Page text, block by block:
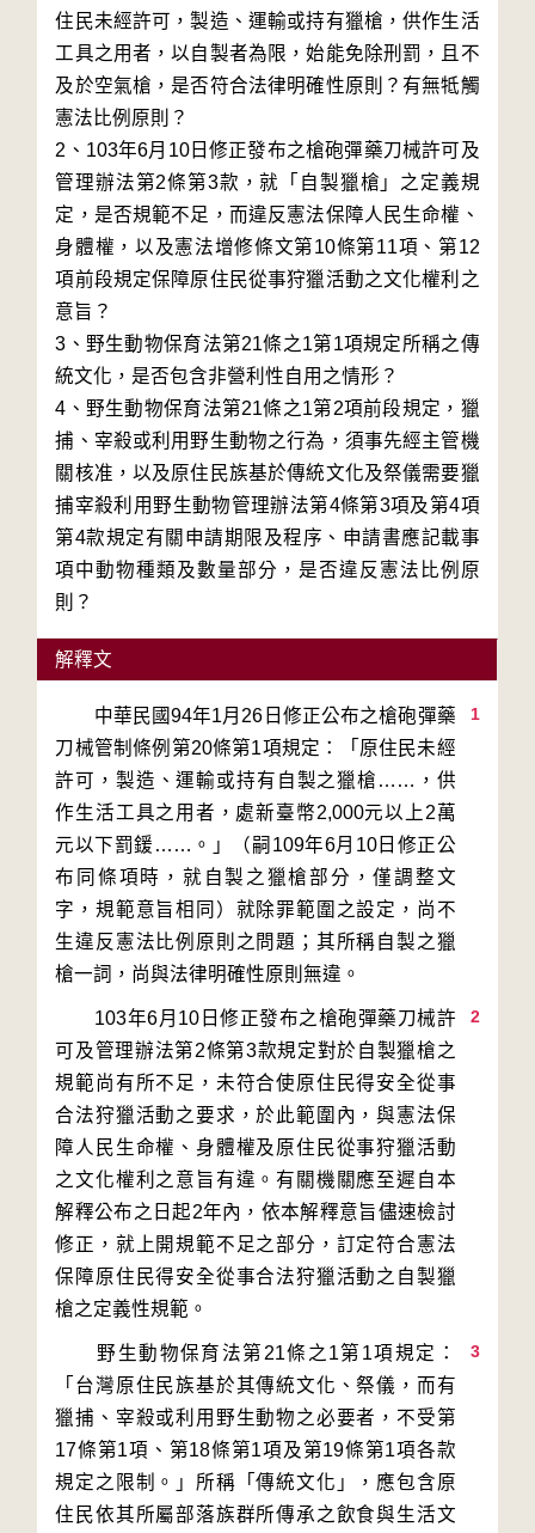
住民未經許可，製造、運輸或持有獵槍，供作生活
工具之用者，以自製者為限，始能免除刑罰，且不
及於空氣槍，是否符合法律明確性原則？有無牴觸
憲法比例原則？
2、103年6月10日修正發布之槍砲彈藥刀械許可及
管理辦法第2條第3款，就「自製獵槍」之定義規
定，是否規範不足，而違反憲法保障人民生命權、
身體權，以及憲法增修條文第10條第11項、第12
項前段規定保障原住民從事狩獵活動之文化權利之
意旨？
3、野生動物保育法第21條之1第1項規定所稱之傳
統文化，是否包含非營利性自用之情形？
4、野生動物保育法第21條之1第2項前段規定，獵
捕、宰殺或利用野生動物之行為，須事先經主管機
關核准，以及原住民族基於傳統文化及祭儀需要獵
捕宰殺利用野生動物管理辦法第4條第3項及第4項
第4款規定有關申請期限及程序、申請書應記載事
項中動物種類及數量部分，是否違反憲法比例原
則？
解釋文
1
中華民國94年1月26日修正公布之槍砲彈藥
刀械管制條例第20條第1項規定：「原住民未經
許可，製造、運輸或持有自製之獵槍……，供
作生活工具之用者，處新臺幣2,000元以上2萬
元以下罰鍰……。」（嗣109年6月10日修正公
布同條項時，就自製之獵槍部分，僅調整文
字，規範意旨相同）就除罪範圍之設定，尚不
生違反憲法比例原則之問題；其所稱自製之獵
2
103年6月10日修正發布之槍砲彈藥刀械許
可及管理辦法第2條第3款規定對於自製獵槍之
規範尚有所不足，未符合使原住民得安全從事
合法狩獵活動之要求，於此範圍內，與憲法保
障人民生命權、身體權及原住民從事狩獵活動
之文化權利之意旨有違。有關機關應至遲自本
解釋公布之日起2年內，依本解釋意旨儘速檢討
修正，就上開規範不足之部分，訂定符合憲法
保障原住民得安全從事合法狩獵活動之自製獵
3
野生動物保育法第21條之1第1項規定：
「台灣原住民族基於其傳統文化、祭儀，而有
獵捕、宰殺或利用野生動物之必要者，不受第
17條第1項、第18條第1項及第19條第1項各款
規定之限制。」所稱「傳統文化」，應包含原
住民依其所屬部落族群所傳承之飲食與生活文